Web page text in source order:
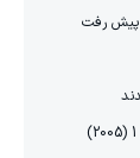
پیش رفت